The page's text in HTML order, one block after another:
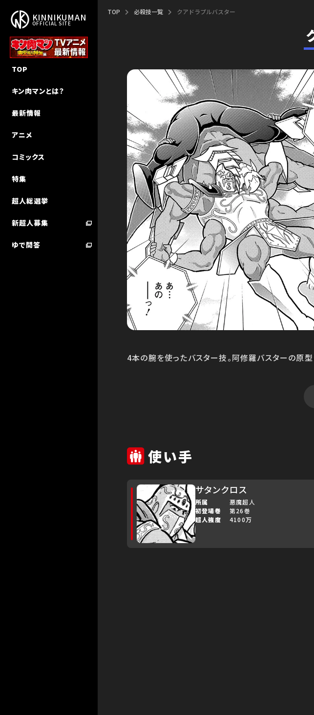
KINNIKUMAN
OFFICIAL SITE
TOP
キン肉マンとは？
作者・ゆでたまご先生
超人検索
技検索
超人検索／技検索 ランキング
STARTER BOOK
最新情報
アニメ
エピソード
MUSIC
MUSIC（Season 2）
初代アニメ キン⾁マン
初代アニメ キン⾁マン キン⾁星王位争奪編
コミックス
キン肉マン
キン肉マンII世
キン肉マンII世 究極の超人タッグ編
その他
特集
キン肉マンⅡ世 追っかけW連載
インタビュー
キン肉マン教室
超人総選挙
新超人募集
ゆで問答
TOP 必殺技一覧 クアドラプルバスター
4本の腕を使ったバスター技。阿修羅バスターの原型
使い手
サタンクロス
所属
悪魔超人
初登場巻
第26巻
超人強度
4100万